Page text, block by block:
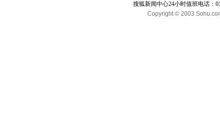
搜狐新闻中心24小时值班电话：
Copyright © 2003